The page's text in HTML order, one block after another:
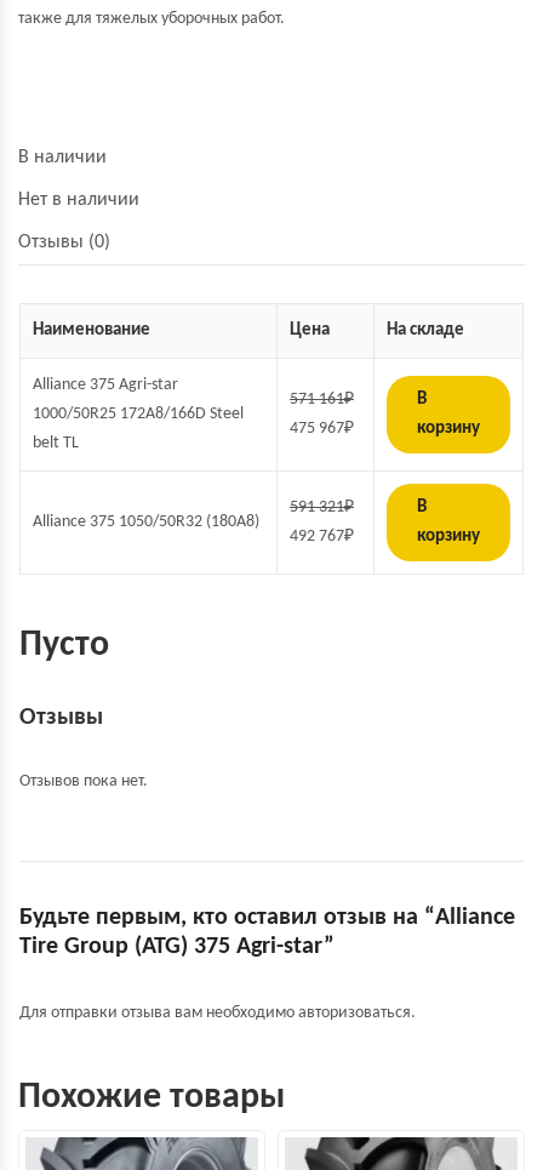
также для тяжелых уборочных работ.
В наличии
Нет в наличии
Отзывы (0)
Наименование Цена На складе
Alliance 375 Agri-star
1000/50R25 172A8/166D Steel
belt TL
571 161₽
475 967₽
В
корзину
Alliance 375 1050/50R32 (180A8)
591 321₽
492 767₽
В
корзину
Пусто
Отзывы
Отзывов пока нет.
Будьте первым, кто оставил отзыв на “Alliance
Tire Group (ATG) 375 Agri-star”
Для отправки отзыва вам необходимо авторизоваться.
Похожие товары